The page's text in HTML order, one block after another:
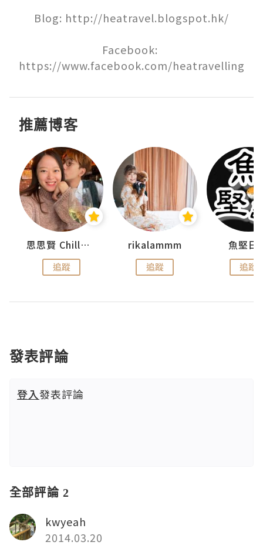
Blog: http://heatravel.blogspot.hk/
Facebook:
https://www.facebook.com/heatravelling
推薦博客
思思賢 ChillMyBabe
追蹤
rikalammm
追蹤
魚堅日
追蹤
發表評論
登入發表評論
全部評論 2
kwyeah
2014.03.20